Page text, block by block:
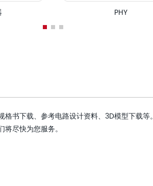
PHY
书下载、参考电路设计资料、3D模型下载等。
尽快为您服务。